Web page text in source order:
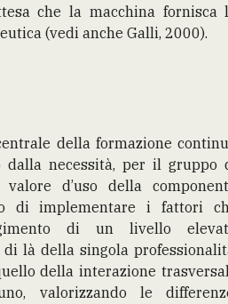
che la macchina fornisca
(vedi anche Galli, 2000).
della formazione
necessità, per il gruppo
d’uso della
di implementare i fattori
di un livello
di là della singola
della interazione
valorizzando le